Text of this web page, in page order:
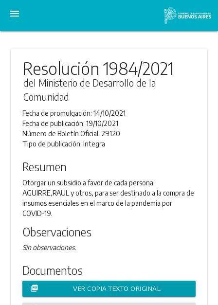
menu
Resolución 1984/2021
del Ministerio de Desarrollo de la
Comunidad
Fecha de promulgación:14/10/2021
Fecha de publicación:19/10/2021
Número de Boletín Oficial: 29120
Tipo de publicación:Integra
Resumen
Otorgar un subsidio a favor de cada persona:
AGUIRRE,RAUL y otros, para ser destinado a la compra de
insumos esenciales en el marco de la pandemia por
COVID-19.
Observaciones
Sin observaciones.
Documentos
picture_as_pdf VER COPIA TEXTO ORIGINAL